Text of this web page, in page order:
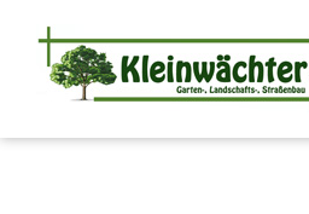
Inhalt
springen